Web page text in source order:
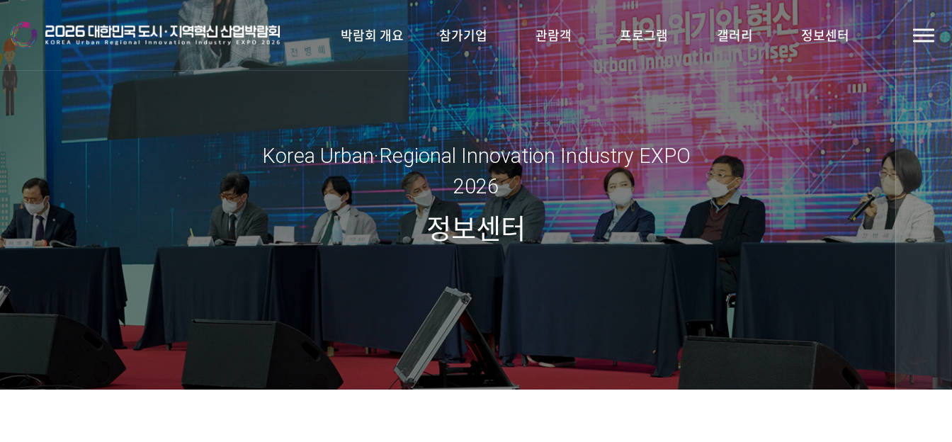
박람회 개요 참가기업 관람객 프로그램 갤러리 정보센터
Korea Urban·Regional Innovation Industry EXPO
2026
정보센터